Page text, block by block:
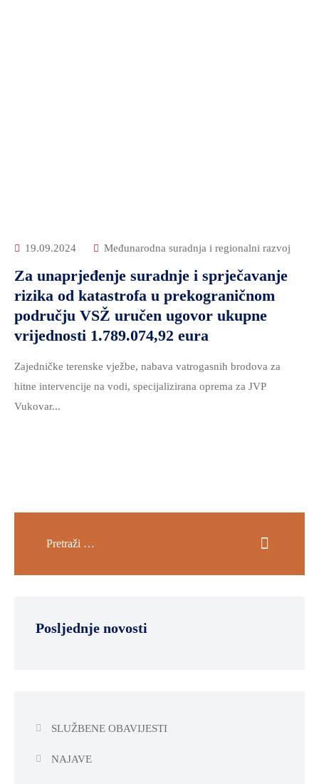
19.09.2024 Međunarodna suradnja i regionalni razvoj
Za unaprjeđenje suradnje i sprječavanje
rizika od katastrofa u prekograničnom
području VSŽ uručen ugovor ukupne
vrijednosti 1.789.074,92 eura
Zajedničke terenske vježbe, nabava vatrogasnih brodova za
hitne intervencije na vodi, specijalizirana oprema za JVP
Vukovar...
Posljednje novosti
SLUŽBENE OBAVIJESTI
NAJAVE